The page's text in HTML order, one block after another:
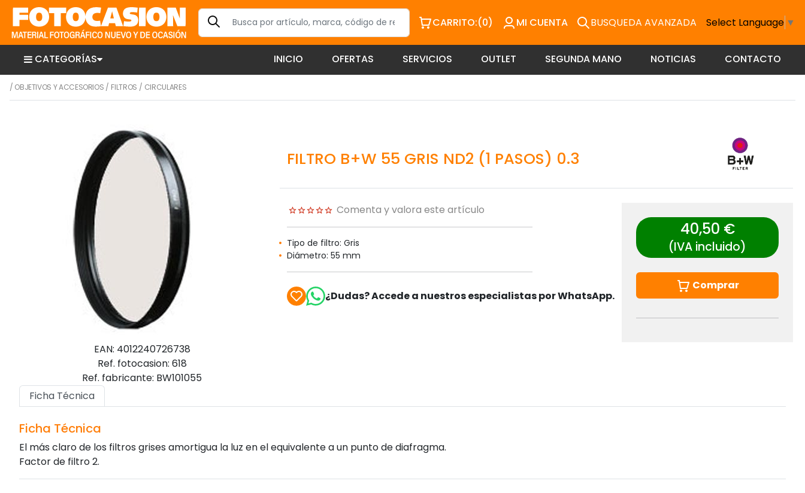
CARRITO:(0) MI CUENTA BUSQUEDA AVANZADA Select Language ▼
CATEGORÍAS INICIO OFERTAS SERVICIOS OUTLET SEGUNDA MANO NOTICIAS CONTACTO
/ OBJETIVOS Y ACCESORIOS / FILTROS / CIRCULARES
EAN: 4012240726738
Ref. fotocasion: 618
Ref. fabricante: BW101055
FILTRO B+W 55 GRIS ND2 (1 PASOS) 0.3
Comenta y valora este artículo
Tipo de filtro: Gris
Diámetro: 55 mm
¿Dudas? Accede a nuestros especialistas por WhatsApp.
40,50 €
(IVA incluido)
Comprar
Ficha Técnica
Ficha Técnica
El más claro de los filtros grises amortigua la luz en el equivalente a un punto de diafragma.
Factor de filtro 2.